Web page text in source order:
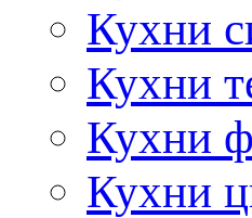
Кухни
Кухни
Кухни
Кухни